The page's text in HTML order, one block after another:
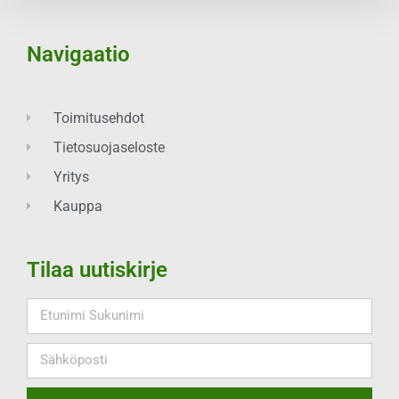
Navigaatio
Toimitusehdot
Tietosuojaseloste
Yritys
Kauppa
Tilaa uutiskirje